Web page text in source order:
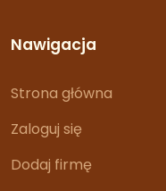
Nawigacja
Strona główna
Zaloguj się
Dodaj firmę